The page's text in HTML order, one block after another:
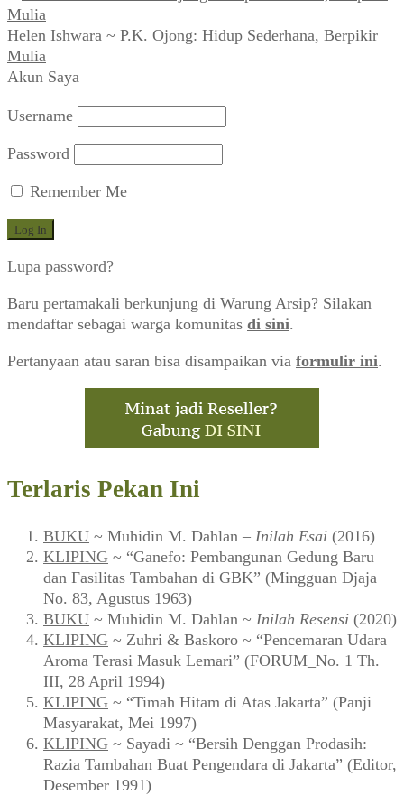
Helen Ishwara ~ P.K. Ojong: Hidup Sederhana, Berpikir
Mulia
Akun Saya
Username
Password
Remember Me
Lupa password?
Baru pertamakali berkunjung di Warung Arsip? Silakan
mendaftar sebagai warga komunitas di sini.
Pertanyaan atau saran bisa disampaikan via formulir ini.
Terlaris Pekan Ini
BUKU ~ Muhidin M. Dahlan – Inilah Esai (2016)
KLIPING ~ “Ganefo: Pembangunan Gedung Baru
dan Fasilitas Tambahan di GBK” (Mingguan Djaja
No. 83, Agustus 1963)
BUKU ~ Muhidin M. Dahlan ~ Inilah Resensi (2020)
KLIPING ~ Zuhri & Baskoro ~ “Pencemaran Udara
Aroma Terasi Masuk Lemari” (FORUM_No. 1 Th.
III, 28 April 1994)
KLIPING ~ “Timah Hitam di Atas Jakarta” (Panji
Masyarakat, Mei 1997)
KLIPING ~ Sayadi ~ “Bersih Denggan Prodasih:
Razia Tambahan Buat Pengendara di Jakarta” (Editor,
Desember 1991)